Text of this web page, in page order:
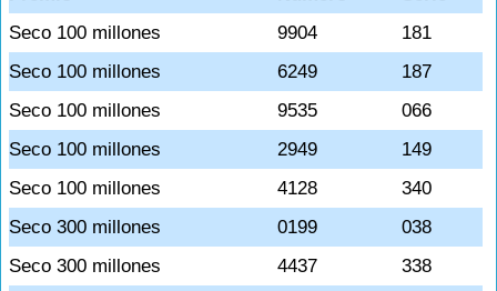
Seco 100 millones
9904
181
Seco 100 millones
6249
187
Seco 100 millones
9535
066
Seco 100 millones
2949
149
Seco 100 millones
4128
340
Seco 300 millones
0199
038
Seco 300 millones
4437
338